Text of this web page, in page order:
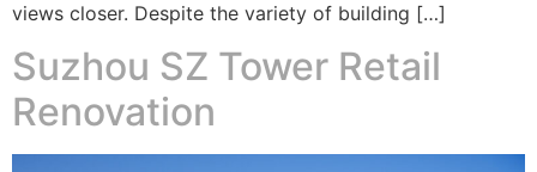
views closer. Despite the variety of building […]
Suzhou SZ Tower Retail
Renovation